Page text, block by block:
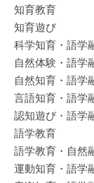
知育教育
知育遊び
科学知育・語学
自然体験・語学
自然知育・語学
言語知育・語学
認知遊び・語学
語学教育
語学教育・自然
運動知育・語学